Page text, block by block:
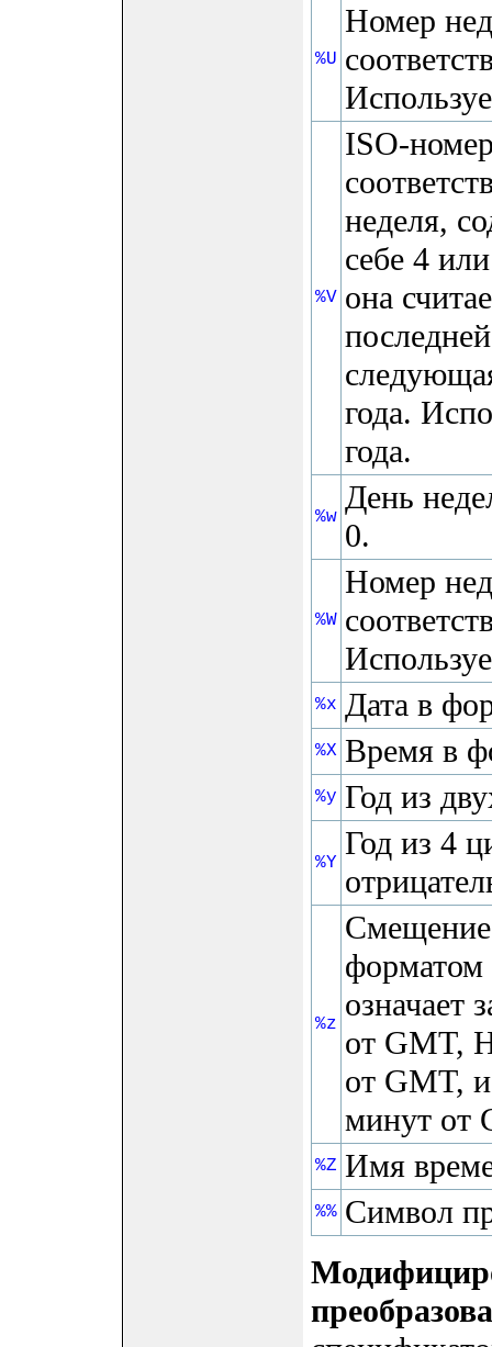
%U
Номер
%V
ISO-
неделя,
себе 4
она
года.
года.
%w
День
0.
%W
Номер
%x Дата в
%X Время в
%y Год из
%Y
Год из 4
%z
означает
от GMT,
от GMT,
минут от
%Z Имя
%% Символ